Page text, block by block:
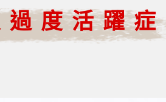
過度活躍症